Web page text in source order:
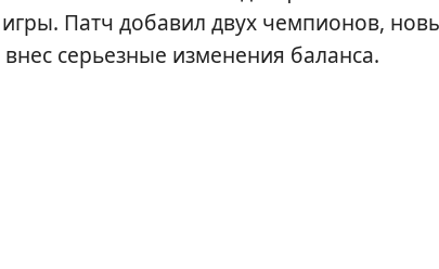
Патч добавил двух чемпионов,
серьезные изменения баланса.